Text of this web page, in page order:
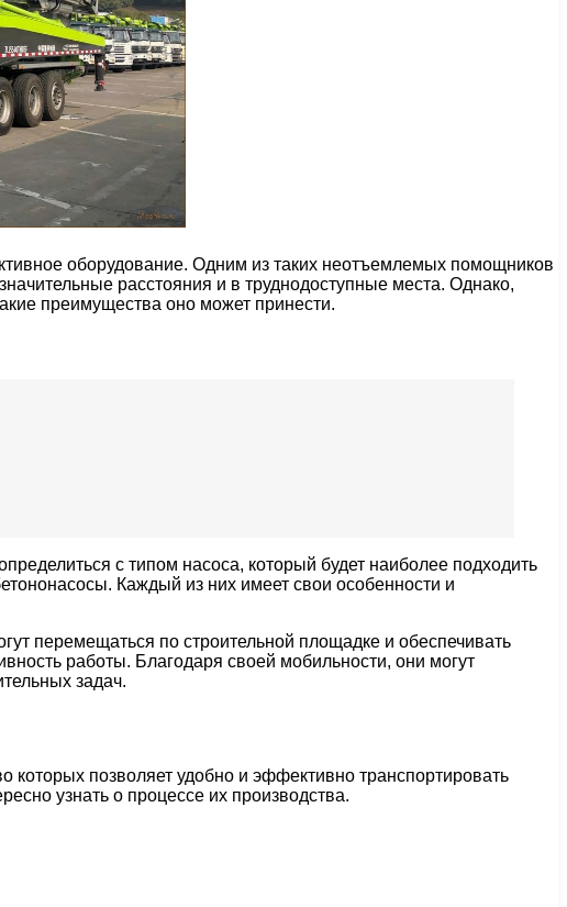
оборудование. Одним из таких неотъемлемых помощников
расстояния и в труднодоступные места. Однако,
преимущества оно может принести.
с типом насоса, который будет наиболее подходить
Каждый из них имеет свои особенности и
перемещаться по строительной площадке и обеспечивать
работы. Благодаря своей мобильности, они могут
задач.
которых позволяет удобно и эффективно транспортировать
узнать о процессе их производства.